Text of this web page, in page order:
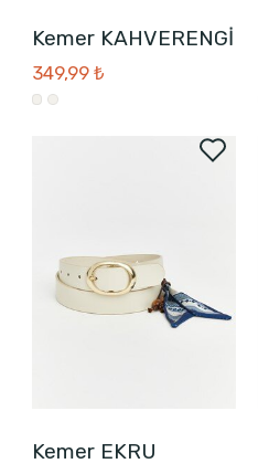
Kemer KAHVERENGİ
349,99 ₺
Kemer EKRU